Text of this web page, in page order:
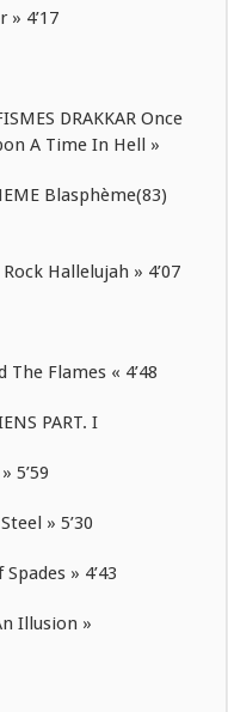
» 4’17
DRAKKAR Once
A Time In Hell »
Blasphème(83)
Hallelujah » 4’07
The Flames « 4’48
PART. I
5’59
» 5’30
» 4’43
Illusion »